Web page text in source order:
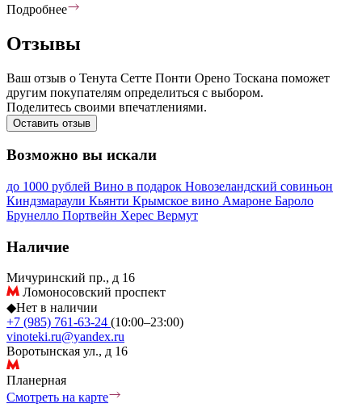
Подробнее
Отзывы
Ваш отзыв о Тенута Сетте Понти Орено Тоскана поможет
другим покупателям определиться с выбором.
Поделитесь своими впечатлениями.
Оставить отзыв
Возможно вы искали
до 1000 рублей Вино в подарок Новозеландский совиньон
Киндзмараули Кьянти Крымское вино Амароне Бароло
Брунелло Портвейн Херес Вермут
Наличие
Мичуринский пр., д 16
Ломоносовский проспект
◆Нет в наличии
+7 (985) 761-63-24 (10:00–23:00)
vinoteki.ru@yandex.ru
Воротынская ул., д 16
Планерная
Смотреть на карте